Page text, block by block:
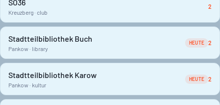
SO36
Kreuzberg · club
2
Stadtteilbibliothek Buch
Pankow · library
HEUTE 2
Stadtteilbibliothek Karow
Pankow · kultur
HEUTE 2